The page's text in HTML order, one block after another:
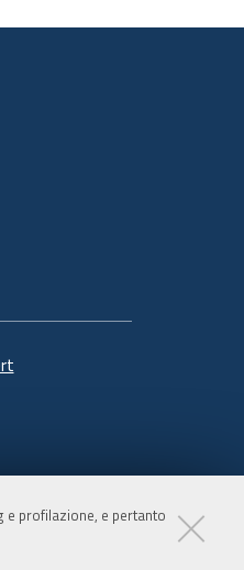
e profilazione, e pertanto